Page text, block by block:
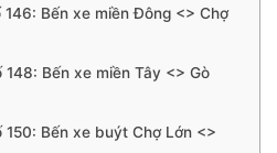
Bến xe miền Đông <> Chợ
Bến xe miền Tây <> Gò
Bến xe buýt Chợ Lớn <>